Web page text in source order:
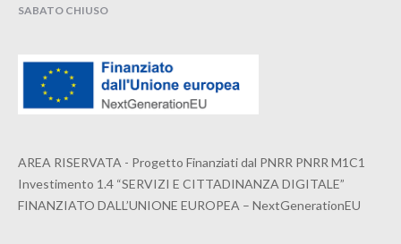
SABATO CHIUSO
AREA RISERVATA - Progetto Finanziati dal PNRR PNRR M1C1
Investimento 1.4 “SERVIZI E CITTADINANZA DIGITALE”
FINANZIATO DALL’UNIONE EUROPEA – NextGenerationEU